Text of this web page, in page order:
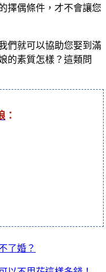
擇偶條件，才不會讓您
們就可以協助您娶到滿
的素質怎樣？這類問
：
了婚？